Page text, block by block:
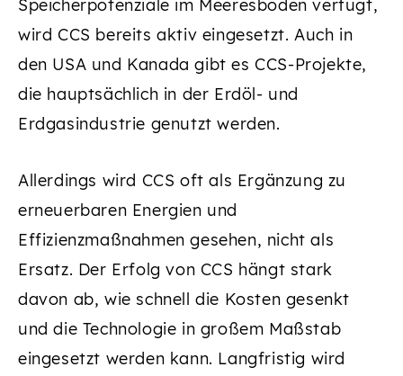
Speicherpotenziale im Meeresboden verfügt,
wird CCS bereits aktiv eingesetzt. Auch in
den USA und Kanada gibt es CCS-Projekte,
die hauptsächlich in der Erdöl- und
Erdgasindustrie genutzt werden.
Allerdings wird CCS oft als Ergänzung zu
erneuerbaren Energien und
Effizienzmaßnahmen gesehen, nicht als
Ersatz. Der Erfolg von CCS hängt stark
davon ab, wie schnell die Kosten gesenkt
und die Technologie in großem Maßstab
eingesetzt werden kann. Langfristig wird